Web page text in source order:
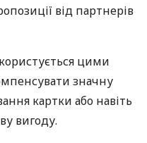
від партнерів
цими
значну
картки або навіть
вигоду.